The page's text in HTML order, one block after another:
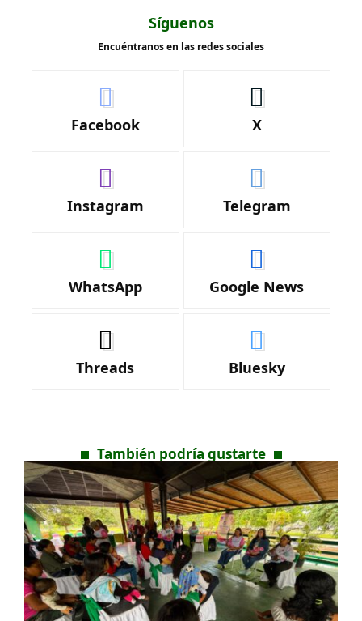
Síguenos
Encuéntranos en las redes sociales
Facebook X
Instagram Telegram
WhatsApp Google News
Threads Bluesky
También podría gustarte